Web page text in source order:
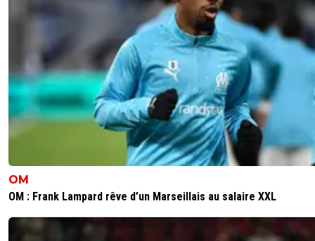
OM
OM : Frank Lampard rêve d’un Marseillais au salaire XXL